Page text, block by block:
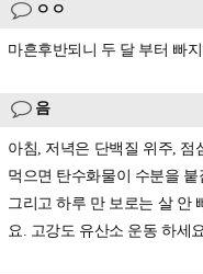
ㅇㅇ
마흔후반되니 두 달 부터 빠
음
아침, 저녁은 단백질 위주, 점
먹으면 탄수화물이 수분을
그리고 하루 만 보로는 살 안
요. 고강도 유산소 운동 하세